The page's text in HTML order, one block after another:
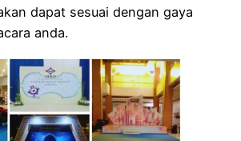
dapat sesuai dengan gaya
anda.